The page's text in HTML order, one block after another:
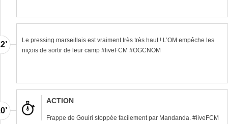
Le pressing marseillais est vraiment très très haut ! L’OM empêche les
niçois de sortir de leur camp #liveFCM #OGCNOM
ACTION
Frappe de Gouiri stoppée facilement par Mandanda. #liveFCM